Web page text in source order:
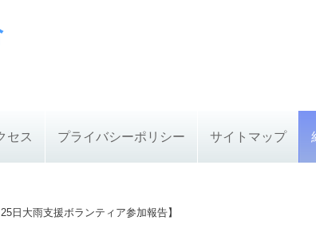
セス プライバシーポリシー サイトマップ
日大雨支援ボランティア参加報告】